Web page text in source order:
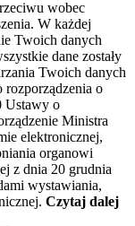
wobec
W każdej
Twoich danych
dane zostały
Twoich danych
rozporządzenia o
Ustawy o
Ministra
elektronicznej,
organowi
z dnia 20 grudnia
wystawiania,
Czytaj dalej